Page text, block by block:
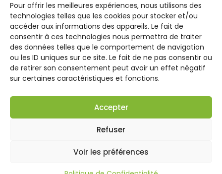
Pour offrir les meilleures expériences, nous utilisons des
technologies telles que les cookies pour stocker et/ou
accéder aux informations des appareils. Le fait de
consentir à ces technologies nous permettra de traiter
des données telles que le comportement de navigation
ou les ID uniques sur ce site. Le fait de ne pas consentir ou
de retirer son consentement peut avoir un effet négatif
sur certaines caractéristiques et fonctions.
Accepter
Refuser
Voir les préférences
2021-11-13
1 Comment
Qu’est-ce que le commerce équitable ?
2021-10-31 1 Comment
LIENS UTILES
Politique de Confidentialité
Conditions Générales de Vente
Conçu avec ♥ par Orria,Création de sites internet à Tarbes